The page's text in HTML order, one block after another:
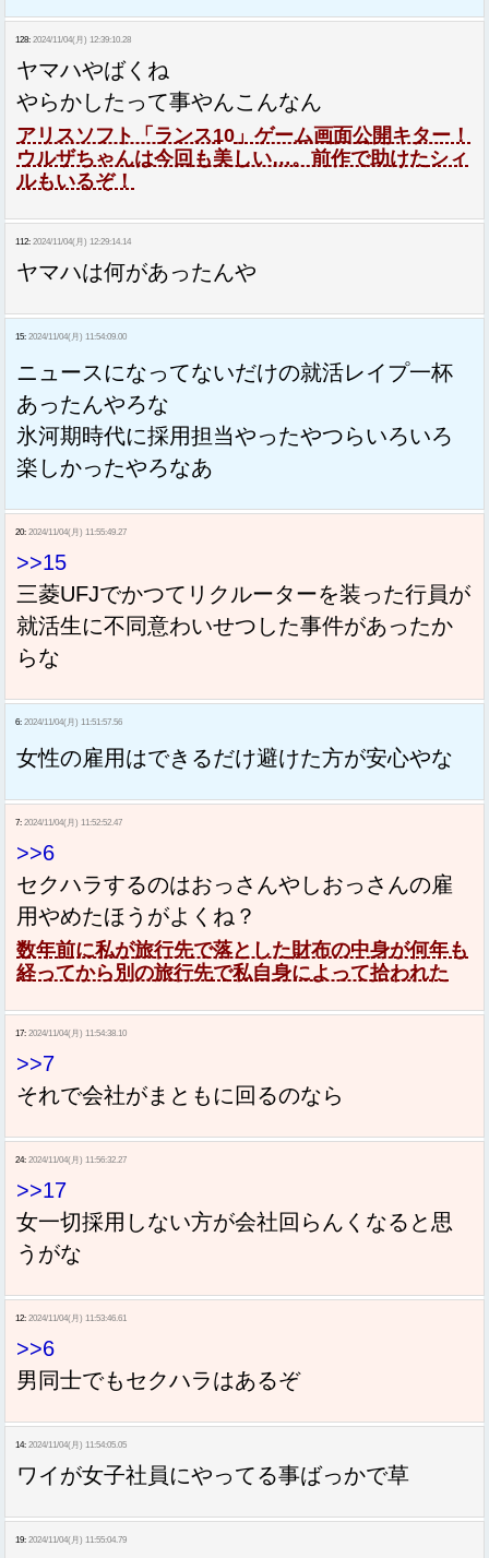
128: 2024/11/04(月) 12:39:10.28
ヤマハやばくね
やらかしたって事やんこんなん
アリスソフト「ランス10」ゲーム画面公開キター！
ウルザちゃんは今回も美しい…。前作で助けたシィ
ルもいるぞ！
112: 2024/11/04(月) 12:29:14.14
ヤマハは何があったんや
15: 2024/11/04(月) 11:54:09.00
ニュースになってないだけの就活レイプ一杯
あったんやろな
氷河期時代に採用担当やったやつらいろいろ
楽しかったやろなあ
20: 2024/11/04(月) 11:55:49.27
>>15
三菱UFJでかつてリクルーターを装った行員が
就活生に不同意わいせつした事件があったか
らな
6: 2024/11/04(月) 11:51:57.56
女性の雇用はできるだけ避けた方が安心やな
7: 2024/11/04(月) 11:52:52.47
>>6
セクハラするのはおっさんやしおっさんの雇
用やめたほうがよくね？
数年前に私が旅行先で落とした財布の中身が何年も
経ってから別の旅行先で私自身によって拾われた
17: 2024/11/04(月) 11:54:38.10
>>7
それで会社がまともに回るのなら
24: 2024/11/04(月) 11:56:32.27
>>17
女一切採用しない方が会社回らんくなると思
うがな
12: 2024/11/04(月) 11:53:46.61
>>6
男同士でもセクハラはあるぞ
14: 2024/11/04(月) 11:54:05.05
ワイが女子社員にやってる事ばっかで草
19: 2024/11/04(月) 11:55:04.79